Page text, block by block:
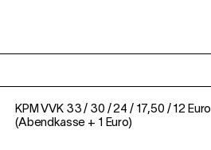
KPM VVK 33 / 30 / 24 / 17,50 / 12 Euro
(Abendkasse + 1 Euro)